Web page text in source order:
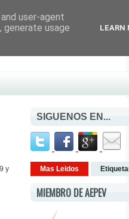
y
SIGUENOS EN...
Mas Leidos
MIEMBRO DE AEPEV
user-agent
usage
LEARN